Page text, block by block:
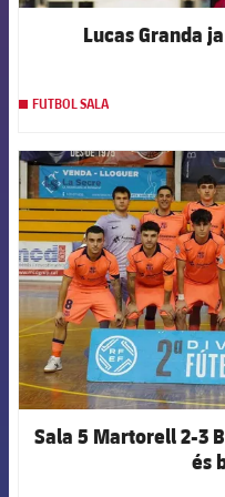
Lucas Granda
FUTBOL SALA
Sala 5 Martorell 2-3
és